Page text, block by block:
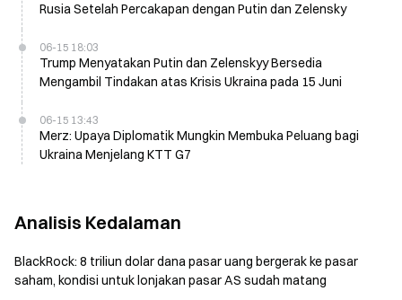
Rusia Setelah Percakapan dengan Putin dan Zelensky
06-15 18:03
Trump Menyatakan Putin dan Zelenskyy Bersedia
Mengambil Tindakan atas Krisis Ukraina pada 15 Juni
06-15 13:43
Merz: Upaya Diplomatik Mungkin Membuka Peluang bagi
Ukraina Menjelang KTT G7
Analisis Kedalaman
BlackRock: 8 triliun dolar dana pasar uang bergerak ke pasar
saham, kondisi untuk lonjakan pasar AS sudah matang